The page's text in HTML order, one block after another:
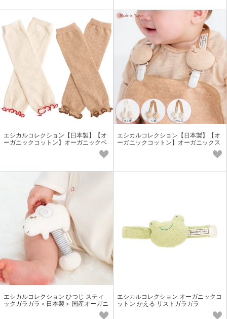
エシカルコレクション【日本製】【オ
ーガニックコットン】オーガニックベ
エシカルコレクション【日本製】【オ
ーガニックコットン】オーガニックス
エシカルコレクション ひつじ スティ
ックガラガラ＜日本製＞ 国産オーガニ
エシカルコレクション オーガニックコ
ットン かえる リストガラガラ